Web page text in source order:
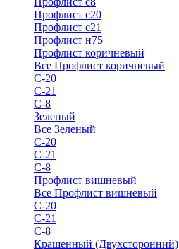
Профлист с20
Профлист с21
Профлист н75
Профлист коричневый
Все Профлист коричневый
С-20
С-21
С-8
Зеленый
Все Зеленый
С-20
С-21
С-8
Профлист вишневый
Все Профлист вишневый
С-20
С-21
С-8
Крашенный (Двухсторонний)